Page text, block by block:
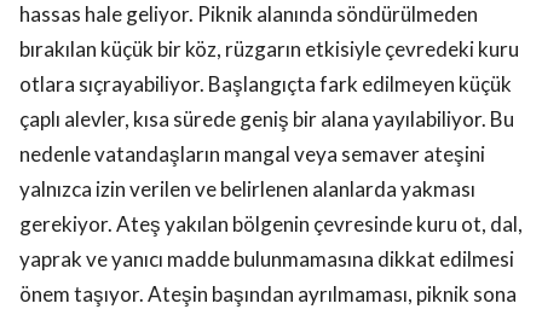
hassas hale geliyor. Piknik alanında söndürülmeden
bırakılan küçük bir köz, rüzgarın etkisiyle çevredeki kuru
otlara sıçrayabiliyor. Başlangıçta fark edilmeyen küçük
çaplı alevler, kısa sürede geniş bir alana yayılabiliyor. Bu
nedenle vatandaşların mangal veya semaver ateşini
yalnızca izin verilen ve belirlenen alanlarda yakması
gerekiyor. Ateş yakılan bölgenin çevresinde kuru ot, dal,
yaprak ve yanıcı madde bulunmamasına dikkat edilmesi
önem taşıyor. Ateşin başından ayrılmaması, piknik sona